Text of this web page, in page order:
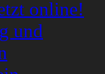
online!